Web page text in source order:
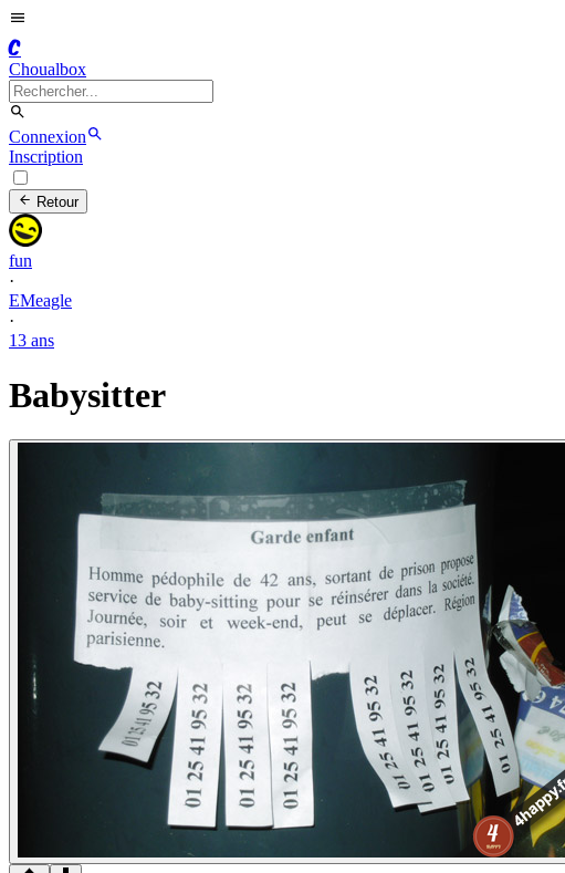
C
Choualbox
Connexion
Inscription
Retour
fun
·
EMeagle
·
13 ans
Babysitter